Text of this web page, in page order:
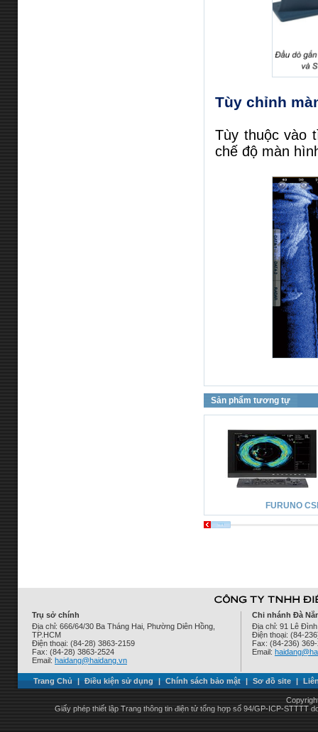
Tùy chỉnh
Tùy thuộc vào
chế độ màn
Sản phẩm tương tự
FURUNO
Trụ sở chính
Địa chỉ: 666/64/30 Ba Tháng Hai, Phường Diên Hồng,
TP.HCM
Điện thoại: (84-28) 3863-2159
Fax: (84-28) 3863-2524
Email: haidang@haidang.vn
Chi nhánh Đà
Địa chỉ: 91 Lê
Điện thoại: (84-
Fax: (84-236)
Email:
Trang Chủ | Điều kiện sử dụng | Chính sách bảo mật | Sơ đồ site |
Giấy phép thiết lập Trang thông tin điện tử tổng hợp số 94/GP-ICP-STTTT